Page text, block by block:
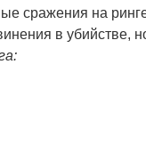
сражения на
в убийстве,